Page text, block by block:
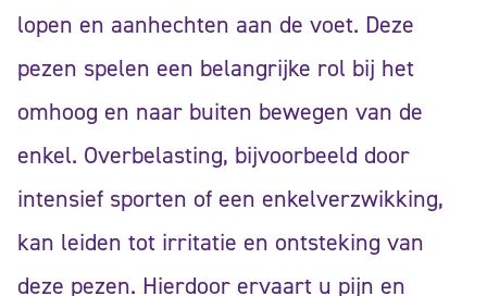
lopen en aanhechten aan de voet. Deze
pezen spelen een belangrijke rol bij het
omhoog en naar buiten bewegen van de
enkel. Overbelasting, bijvoorbeeld door
intensief sporten of een enkelverzwikking,
kan leiden tot irritatie en ontsteking van
deze pezen. Hierdoor ervaart u pijn en